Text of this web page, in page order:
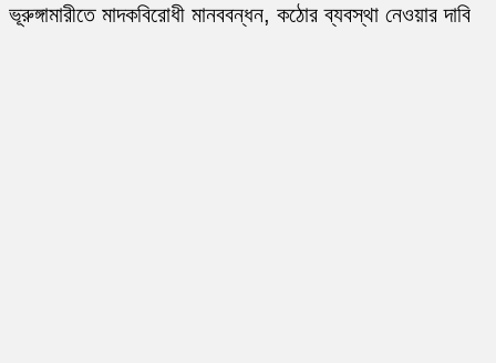
ভূরুঙ্গামারীতে মাদকবিরোধী মানববন্ধন, কঠোর ব্যবস্থা নেওয়ার দাবি